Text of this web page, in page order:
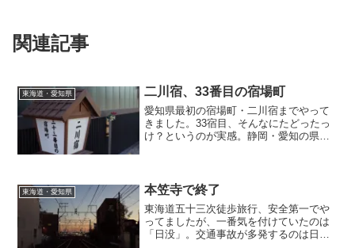
関連記事
東海道・愛知県 二川宿、33番目の宿場町
愛知県最初の宿場町・二川宿までやって
きました。33宿目、そんなにたどったっ
け？というのが実感。静岡・愛知の県境
す。
東海道・愛知県 本笠寺で終了
東海道五十三次徒歩旅行、安全第一でや
ってましたが、一番気を付けていたのは
「日没」。交通事故が多発するのは日没